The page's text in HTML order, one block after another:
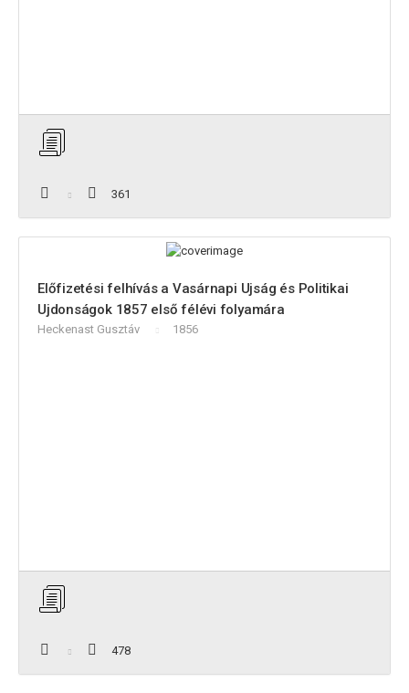
361
Előfizetési felhívás a Vasárnapi Ujság és Politikai
Ujdonságok 1857 első félévi folyamára
Heckenast Gusztáv 1856
478